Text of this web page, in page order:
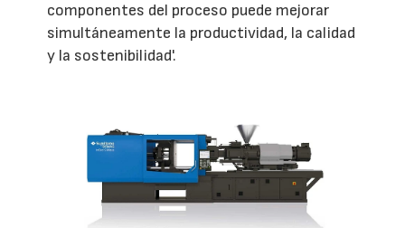
componentes del proceso puede mejorar
simultáneamente la productividad, la calidad
y la sostenibilidad'.